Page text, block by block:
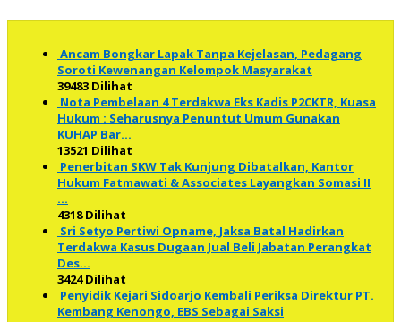
Ancam Bongkar Lapak Tanpa Kejelasan, Pedagang
Soroti Kewenangan Kelompok Masyarakat
39483 Dilihat
Nota Pembelaan 4 Terdakwa Eks Kadis P2CKTR, Kuasa
Hukum : Seharusnya Penuntut Umum Gunakan
KUHAP Bar…
13521 Dilihat
Penerbitan SKW Tak Kunjung Dibatalkan, Kantor
Hukum Fatmawati & Associates Layangkan Somasi II
…
4318 Dilihat
Sri Setyo Pertiwi Opname, Jaksa Batal Hadirkan
Terdakwa Kasus Dugaan Jual Beli Jabatan Perangkat
Des…
3424 Dilihat
Penyidik Kejari Sidoarjo Kembali Periksa Direktur PT.
Kembang Kenongo, EBS Sebagai Saksi